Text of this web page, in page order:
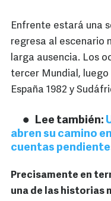
Enfrente estará una
regresa al escenario
larga ausencia. Los
tercer Mundial, luego
España 1982 y
Lee también:
abren su camino
cuentas
Precisamente en
una de las historias